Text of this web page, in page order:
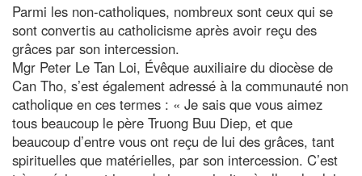
Parmi les non-catholiques, nombreux sont ceux qui se
sont convertis au catholicisme après avoir reçu des
grâces par son intercession.
Mgr Peter Le Tan Loi, Évêque auxiliaire du diocèse de
Can Tho, s’est également adressé à la communauté non
catholique en ces termes : « Je sais que vous aimez
tous beaucoup le père Truong Buu Diep, et que
beaucoup d’entre vous ont reçu de lui des grâces, tant
spirituelles que matérielles, par son intercession. C’est